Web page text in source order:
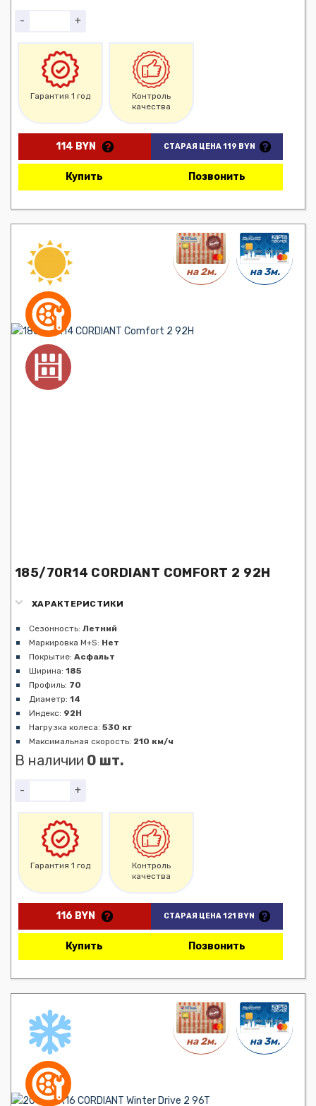
- +
Гарантия 1 год
Контроль
качества
114 BYN СТАРАЯ ЦЕНА 119 BYN
Купить Позвонить
на 2м. на 3м.
185/70R14 CORDIANT COMFORT 2 92H
ХАРАКТЕРИСТИКИ
Сезонность: Летний
Маркировка M+S: Нет
Покрытие: Асфальт
Ширина: 185
Профиль: 70
Диаметр: 14
Индекс: 92H
Нагрузка колеса: 530 кг
Максимальная скорость: 210 км/ч
В наличии 0 шт.
- +
Гарантия 1 год
Контроль
качества
116 BYN СТАРАЯ ЦЕНА 121 BYN
Купить Позвонить
на 2м. на 3м.